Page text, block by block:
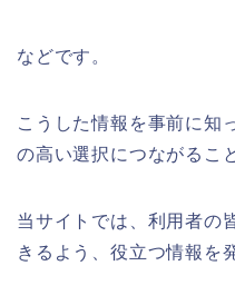
などです。
こうした情報を事前に知
の高い選択につながるこ
当サイトでは、利用者の
きるよう、役立つ情報を